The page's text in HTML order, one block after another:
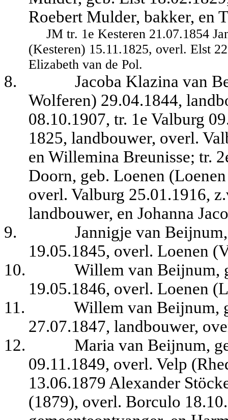
Roebert Mulder, bakker, en
JM tr. 1e Kesteren 21.07.1854
(Kesteren) 15.11.1825, overl. Elst
Elizabeth van de Pol.
8.
Jacoba Klazina van
Wolferen) 29.04.1844,
08.10.1907, tr. 1e Valburg
1825, landbouwer, overl.
en Willemina Breunisse; tr.
Doorn, geb. Loenen
overl. Valburg 25.01.1916,
landbouwer, en Johanna
9.
Jannigje van
19.05.1845, overl. Loenen
10.
Willem van Beijnum,
19.05.1846, overl. Loenen
11.
Willem van Beijnum,
27.07.1847, landbouwer,
12.
Maria van Beijnum,
09.11.1849, overl. Velp
13.06.1879 Alexander
(1879), overl. Borculo